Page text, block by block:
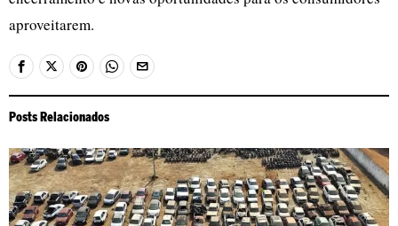
aproveitarem.
Posts Relacionados